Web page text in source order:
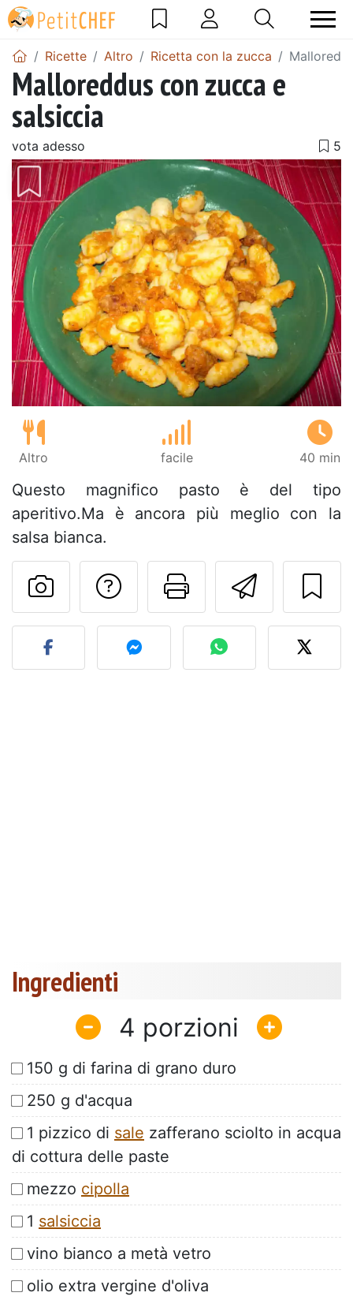
Ricette Altro Ricetta con la zucca
Malloreddus con zucca e
salsiccia
vota adesso
Altro facile 40 min
Questo magnifico pasto è del tipo
aperitivo.Ma è ancora più meglio con la
salsa bianca.
Invia
Stampa la
Contatta l'autore
Pubblica la foto di
Ingredienti
4
150 g di farina di grano duro
250 g d'acqua
1 pizzico di sale zafferano sciolto in acqua
di cottura delle paste
mezzo cipolla
1 salsiccia
vino bianco a metà vetro
olio extra vergine d'oliva